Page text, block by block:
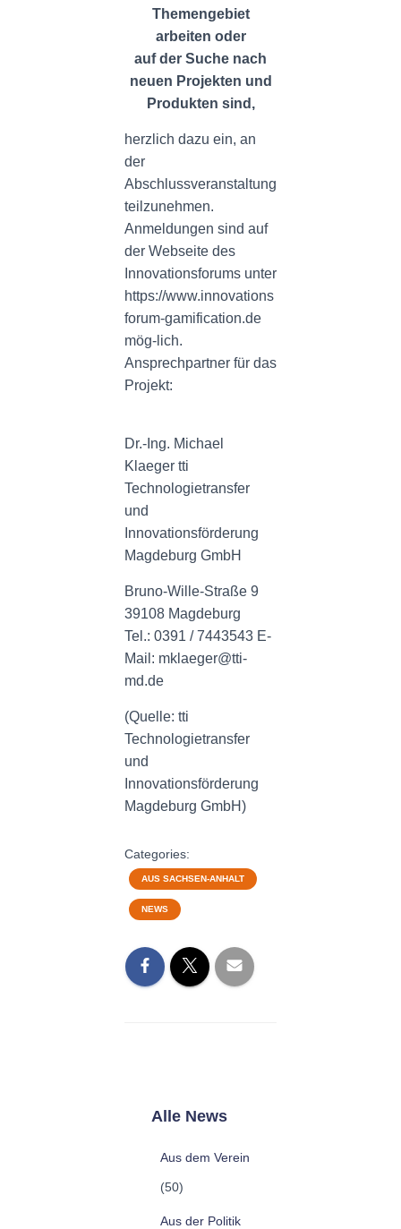
Themengebiet
arbeiten oder
auf der Suche nach
neuen Projekten und
Produkten sind,
herzlich dazu ein, an
der
Abschlussveranstaltung
teilzunehmen.
Anmeldungen sind auf
der Webseite des
Innovationsforums unter
https://www.innovations
forum-gamification.de
mög-lich.
Ansprechpartner für das
Projekt:
Dr.-Ing. Michael
Klaeger tti
Technologietransfer
und
Innovationsförderung
Magdeburg GmbH
Bruno-Wille-Straße 9
39108 Magdeburg
Tel.: 0391 / 7443543 E-
Mail: mklaeger@tti-
md.de
(Quelle: tti
Technologietransfer
und
Innovationsförderung
Magdeburg GmbH)
Categories:
AUS SACHSEN-ANHALT
NEWS
Alle News
Aus dem Verein
(50)
Aus der Politik